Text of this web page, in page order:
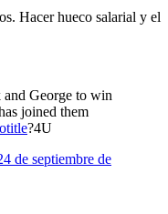
Hacer hueco salarial y el
George to win
joined them
?4U
de septiembre de